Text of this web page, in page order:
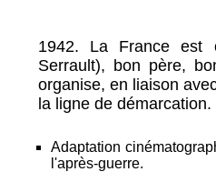
1942. La France est
Serrault), bon père,
organise, en liaison
la ligne de
Adaptation
l'après-guerre.